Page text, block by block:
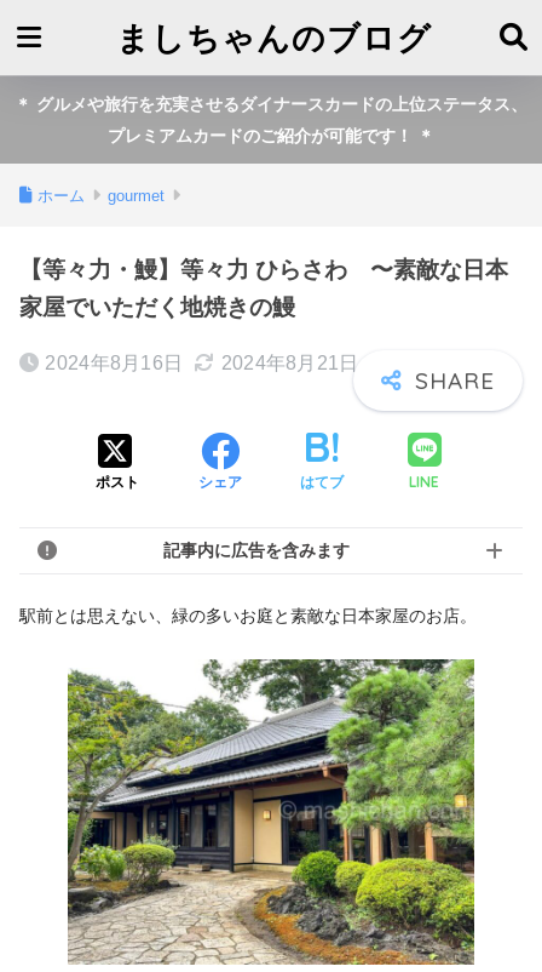
ましちゃんのブログ
＊ グルメや旅行を充実させるダイナースカードの上位ステータス、
プレミアムカードのご紹介が可能です！ ＊
ホーム gourmet
【等々力・鰻】等々力 ひらさわ 〜素敵な日本
家屋でいただく地焼きの鰻
2024年8月16日 2024年8月21日
ポスト シェア はてブ LINE
記事内に広告を含みます
駅前とは思えない、緑の多いお庭と素敵な日本家屋のお店。